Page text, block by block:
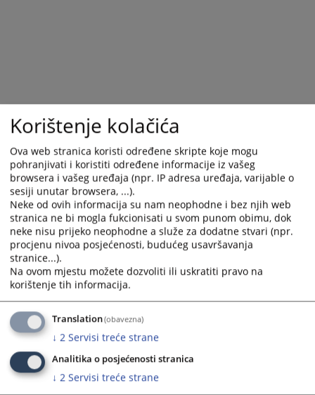
Korištenje kolačića
Ova web stranica koristi određene skripte koje mogu
pohranjivati i koristiti određene informacije iz vašeg
browsera i vašeg uređaja (npr. IP adresa uređaja, varijable o
sesiji unutar browsera, ...).
Neke od ovih informacija su nam neophodne i bez njih web
stranica ne bi mogla fukcionisati u svom punom obimu, dok
neke nisu prijeko neophodne a služe za dodatne stvari (npr.
procjenu nivoa posjećenosti, budućeg usavršavanja
stranice...).
Na ovom mjestu možete dozvoliti ili uskratiti pravo na
korištenje tih informacija.
Translation(obavezna)
↓ 2 Servisi treće strane
Analitika o posjećenosti stranica
↓ 2 Servisi treće strane